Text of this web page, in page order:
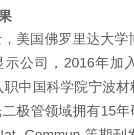
美国佛罗里达大
示公司，2016年加
职中国科学院宁波
极管领域拥有15